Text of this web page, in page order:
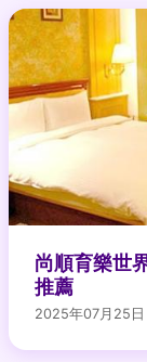
尚順育樂世
推薦
2025年07月25日